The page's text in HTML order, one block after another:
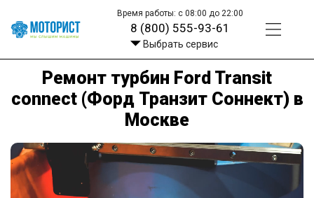
Время работы: с 08:00 до 22:00
8 (800) 555-93-61
Выбрать сервис
Ремонт турбин Ford Transit
connect (Форд Транзит Соннект) в
Москве